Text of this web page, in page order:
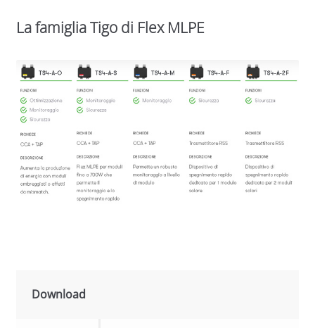
La famiglia Tigo di Flex MLPE
Download